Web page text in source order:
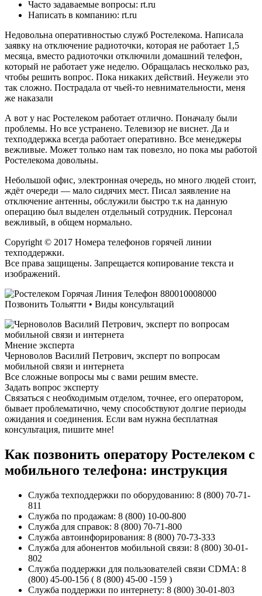
Часто задаваемые вопросы: rt.ru
Написать в компанию: rt.ru
Недовольна оперативностью служб Ростелекома. Написала
заявку на отключение радиоточки, которая не работает 1,5
месяца, вместо радиоточки отключили домашний телефон,
который не работает уже неделю. Обращалась несколько раз,
чтобы решить вопрос. Пока никаких действий. Неужели это
так сложно. Пострадала от чьей-то невнимательности, меня
же наказали
А вот у нас Ростелеком работает отлично. Поначалу были
проблемы. Но все устранено. Телевизор не виснет. Да и
техподдержка всегда работает оперативно. Все менеджеры
вежливые. Может только нам так повезло, но пока мы работой
Ростелекома довольны.
Небольшой офис, электронная очередь, но много людей стоит,
ждёт очереди — мало сидячих мест. Писал заявление на
отключение антенны, обслужили быстро т.к на данную
операцию был выделен отдельный сотрудник. Персонал
вежливый, в общем нормально.
Copyright © 2017 Номера телефонов горячей линии
техподдержки.
Все права защищены. Запрещается копирование текста и
изображений.
Мнение эксперта
Черноволов Василий Петрович, эксперт по вопросам
мобильной связи и интернета
Все сложные вопросы мы с вами решим вместе.
Задать вопрос эксперту
Связаться с необходимым отделом, точнее, его оператором,
бывает проблематично, чему способствуют долгие периоды
ожидания и соединения. Если вам нужна бесплатная
консультация, пишите мне!
Как позвонить оператору Ростелеком с
мобильного телефона: инструкция
Служба техподдержки по оборудованию: 8 (800) 70-71-
811
Служба по продажам: 8 (800) 10-00-800
Служба для справок: 8 (800) 70-71-800
Служба автоинфорирования: 8 (800) 70-73-333
Служба для абонентов мобильной связи: 8 (800) 30-01-
802
Служба поддержки для пользователей связи CDMA: 8
(800) 45-00-156 ( 8 (800) 45-00 -159 )
Служба поддержки по интернету: 8 (800) 30-01-803